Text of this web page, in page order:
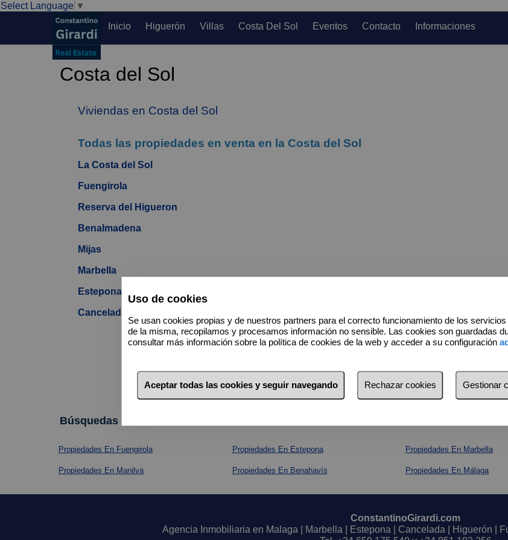
Select Language ▼
Inicio
Higuerón Villas Costa Del Sol Eventos Contacto Informaciones
Costa del Sol
Viviendas en Costa del Sol
Todas las propiedades en venta en la Costa del Sol
La Costa del Sol
Fuengirola
Reserva del Higueron
Benalmadena
Mijas
Marbella
Estepona
Cancelada
Búsquedas Frecuentes
Propiedades En Fuengirola Propiedades En Estepona Propiedades En Marbella
Propiedades En Manilva Propiedades En Benahavís Propiedades En Málaga
ConstantinoGirardi.com
Agencia Inmobiliaria en Malaga | Marbella | Estepona | Cancelada | Higuerón |
Uso de cookies
Se usan cookies propias y de nuestros partners para el correcto funcionamiento de los
de la misma, recopilamos y procesamos información no sensible. Las cookies son guardadas
consultar más información sobre la política de cookies de la web y acceder a su configuración
Aceptar todas las cookies y seguir navegando Rechazar cookies Gestionar